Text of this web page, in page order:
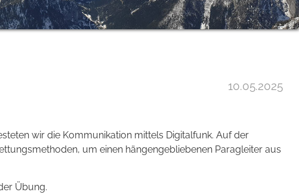
10.05.2025
wir die Kommunikation mittels Digitalfunk. Auf der
um einen hängengebliebenen Paragleiter aus
Übung.